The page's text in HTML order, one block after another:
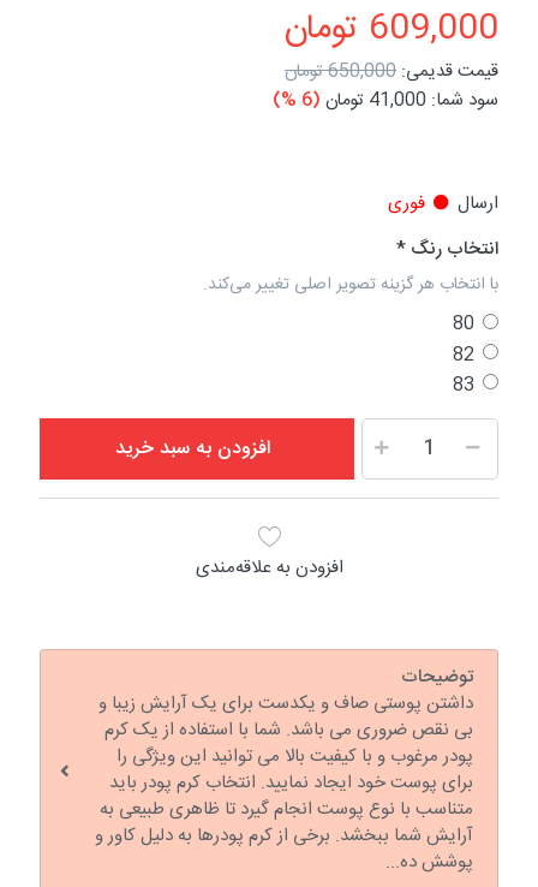
609,000 تومان
قیمت قدیمی: 650,000 تومان
سود شما: 41,000 تومان (6 %)
ارسال
فوری
انتخاب رنگ
با انتخاب هر گزینه تصویر اصلی تغییر می‌کند.
80
82
83
افزودن به سبد خرید
افزودن به علاقه‌مندی
توضیحات
داشتن پوستی صاف و یکدست برای یک آرایش زیبا و
بی نقص ضروری می باشد. شما با استفاده از یک کرم
پودر مرغوب و با کیفیت بالا می توانید این ویژگی را
برای پوست خود ایجاد نمایید. انتخاب کرم پودر باید
متناسب با نوع پوست انجام گیرد تا ظاهری طبیعی به
آرایش شما ببخشد. برخی از کرم پودرها به دلیل کاور و
پوشش ده...